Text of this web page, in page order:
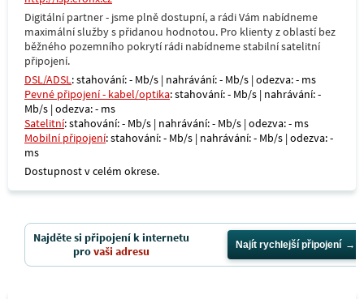
Digitální partner - jsme plně dostupní, a rádi Vám nabídneme
maximální služby s přidanou hodnotou. Pro klienty z oblastí bez
běžného pozemního pokrytí rádi nabídneme stabilní satelitní
připojení.
DSL/ADSL: stahování: - Mb/s | nahrávání: - Mb/s | odezva: - ms
Pevné připojení - kabel/optika: stahování: - Mb/s | nahrávání: -
Mb/s | odezva: - ms
Satelitní: stahování: - Mb/s | nahrávání: - Mb/s | odezva: - ms
Mobilní připojení: stahování: - Mb/s | nahrávání: - Mb/s | odezva: -
ms
Dostupnost v celém okrese.
Najděte si připojení k internetu
provaši adresu Najít rychlejší připojení